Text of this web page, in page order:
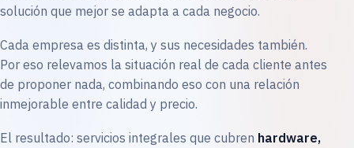
solución que mejor se adapta a cada negocio.
Cada empresa es distinta, y sus necesidades también.
Por eso relevamos la situación real de cada cliente antes
de proponer nada, combinando eso con una relación
inmejorable entre calidad y precio.
El resultado: servicios integrales que cubren hardware,